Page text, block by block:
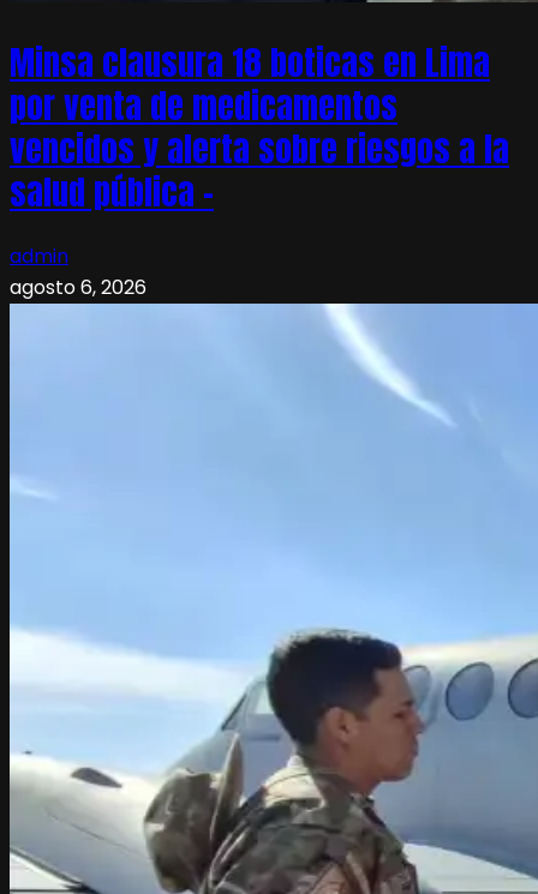
Minsa clausura 18 boticas en Lima
por venta de medicamentos
vencidos y alerta sobre riesgos a la
salud pública –
admin
agosto 6, 2026